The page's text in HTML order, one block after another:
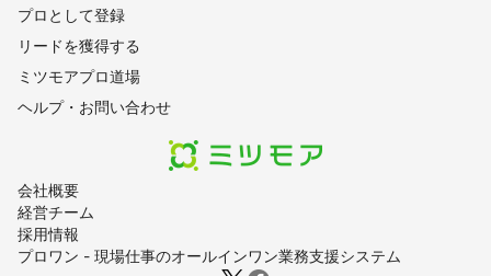
会社概要
経営チーム
採用情報
プロワン - 現場仕事のオールインワン業務支援システム
プロとして登録
リードを獲得する
ミツモアプロ道場
ヘルプ・お問い合わせ